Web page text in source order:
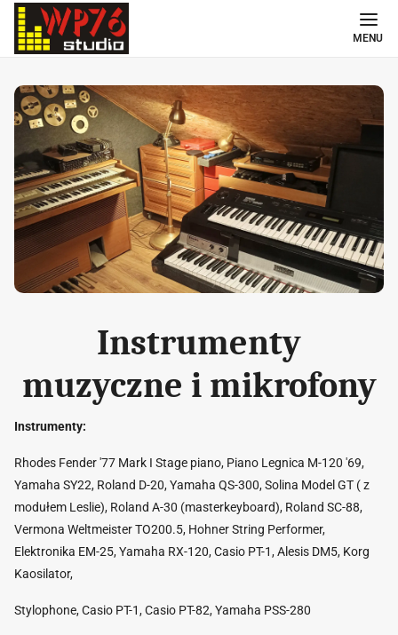
MENU
Instrumenty
muzyczne i mikrofony
Instrumenty:
Rhodes Fender '77 Mark I Stage piano, Piano Legnica M-120 '69,
Yamaha SY22, Roland D-20, Yamaha QS-300, Solina Model GT ( z
modułem Leslie), Roland A-30 (masterkeyboard), Roland SC-88,
Vermona Weltmeister TO200.5, Hohner String Performer,
Elektronika EM-25, Yamaha RX-120, Casio PT-1, Alesis DM5, Korg
Kaosilator,
Stylophone, Casio PT-1, Casio PT-82, Yamaha PSS-280